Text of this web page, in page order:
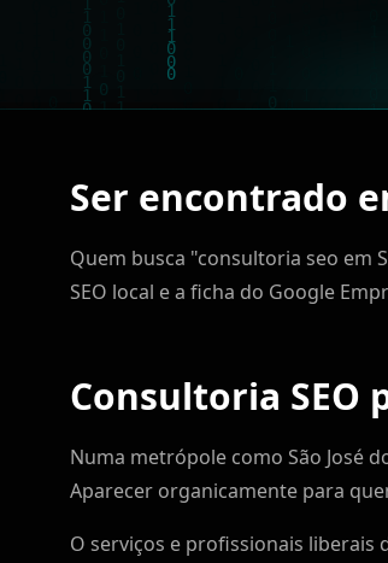
Ser encontrado
Quem busca "consultoria seo em
SEO local e a ficha do Google
Consultoria SEO
Numa metrópole como São José
Aparecer organicamente para
O serviços e profissionais liberais